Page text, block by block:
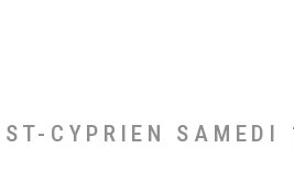
CYPRIEN SAMEDI